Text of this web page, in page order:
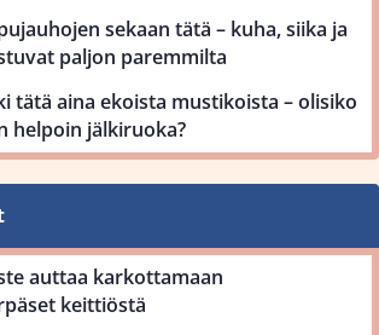
sekaan tätä – kuha, siika ja
paljon paremmilta
tätä aina ekoista mustikoista – olisiko
helpoin jälkiruoka?
auttaa karkottamaan
keittiöstä